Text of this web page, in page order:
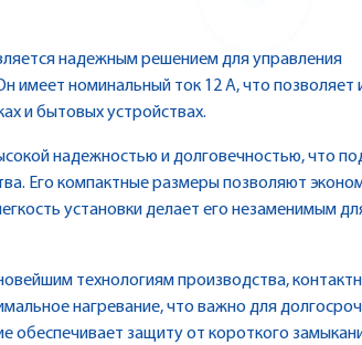
надежным решением для управления
имеет номинальный ток 12 А, что позволяет
и бытовых устройствах.
надежностью и долговечностью, что
Его компактные размеры позволяют
установки делает его незаменимым
технологиям производства,
нагревание, что важно для
обеспечивает защиту от короткого